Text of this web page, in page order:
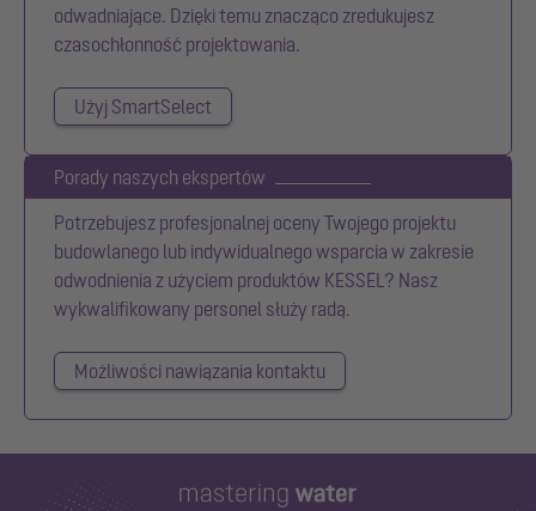
odwadniające. Dzięki temu znacząco zredukujesz
czasochłonność projektowania.
Użyj SmartSelect
Porady naszych ekspertów
Potrzebujesz profesjonalnej oceny Twojego projektu
budowlanego lub indywidualnego wsparcia w zakresie
odwodnienia z użyciem produktów KESSEL? Nasz
wykwalifikowany personel służy radą.
Możliwości nawiązania kontaktu